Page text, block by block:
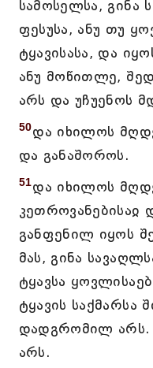
სამოსელსა, გინა
ფესუსა, ანუ თუ
ტყავისასა, და
ანუ მოწითლე,
არს და უჩუენოს
50და იხილოს
და განაშოროს.
51და იხილოს
კეთროვანებისაჲ
განფენილ იყოს
მას, გინა
ტყავსა
ტყავის საქმარსა
დადგრომილ არს.
არს.